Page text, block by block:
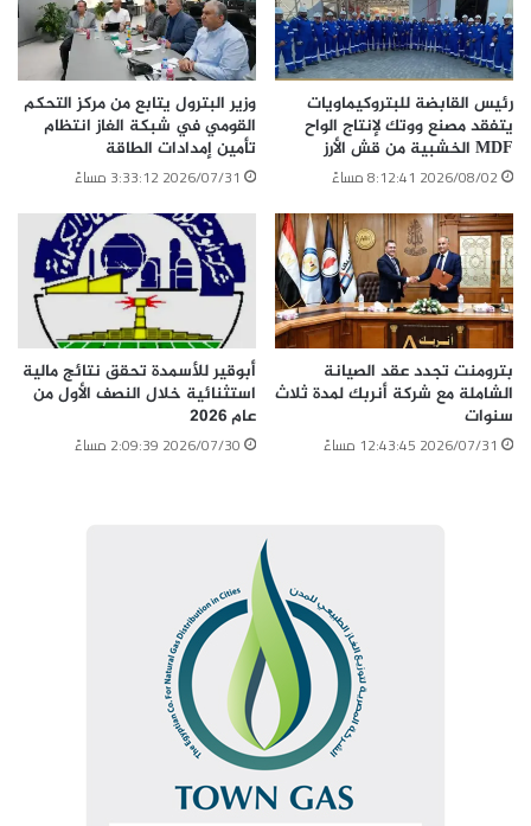
رئيس القابضة للبتروكيماويات
يتفقد مصنع ووتك لإنتاج الواح
MDF الخشبية من قش الأرز
2026/08/02 8:12:41 مساءً
وزير البترول يتابع من مركز التحكم
القومي في شبكة الغاز انتظام
تأمين إمدادات الطاقة
2026/07/31 3:33:12 مساءً
بترومنت تجدد عقد الصيانة
الشاملة مع شركة أنربك لمدة ثلاث
سنوات
2026/07/31 12:43:45 مساءً
أبوقير للأسمدة تحقق نتائج مالية
استثنائية خلال النصف الأول من
عام 2026
2026/07/30 2:09:39 مساءً